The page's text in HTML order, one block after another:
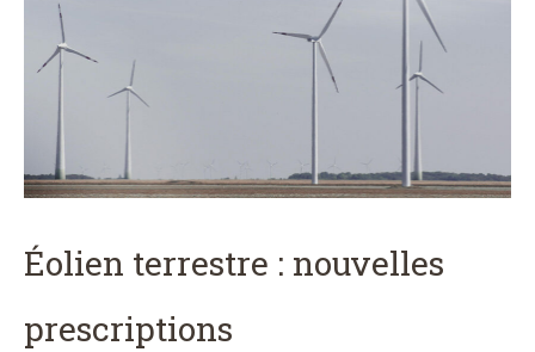
Éolien terrestre : nouvelles
prescriptions